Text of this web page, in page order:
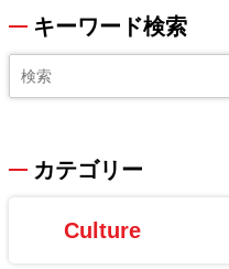
キーワード検索
カテゴリー
Culture